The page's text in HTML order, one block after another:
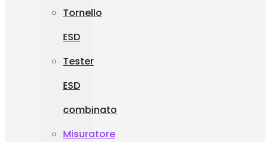
Tornello
ESD
Tester
ESD
combinato
Misuratore